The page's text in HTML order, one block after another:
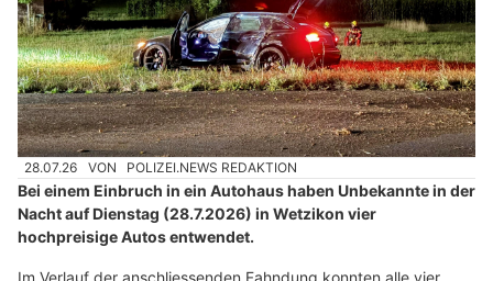
28.07.26 VON POLIZEI.NEWS REDAKTION
Bei einem Einbruch in ein Autohaus haben Unbekannte in der
Nacht auf Dienstag (28.7.2026) in Wetzikon vier
hochpreisige Autos entwendet.